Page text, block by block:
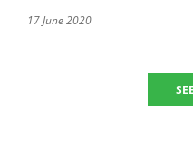
17 June 2020